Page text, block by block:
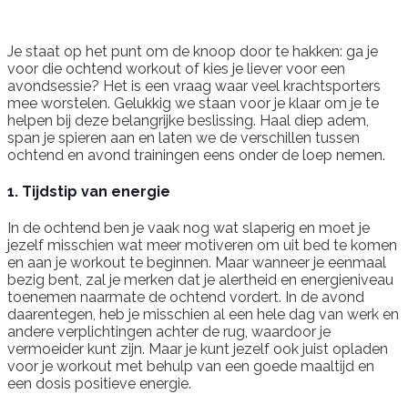
Je staat op het punt om de knoop door te hakken: ga je
voor die ochtend workout of kies je liever voor een
avondsessie? Het is een vraag waar veel krachtsporters
mee worstelen. Gelukkig we staan voor je klaar om je te
helpen bij deze belangrijke beslissing. Haal diep adem,
span je spieren aan en laten we de verschillen tussen
ochtend en avond trainingen eens onder de loep nemen.
1. Tijdstip van energie
In de ochtend ben je vaak nog wat slaperig en moet je
jezelf misschien wat meer motiveren om uit bed te komen
en aan je workout te beginnen. Maar wanneer je eenmaal
bezig bent, zal je merken dat je alertheid en energieniveau
toenemen naarmate de ochtend vordert. In de avond
daarentegen, heb je misschien al een hele dag van werk en
andere verplichtingen achter de rug, waardoor je
vermoeider kunt zijn. Maar je kunt jezelf ook juist opladen
voor je workout met behulp van een goede maaltijd en
een dosis positieve energie.